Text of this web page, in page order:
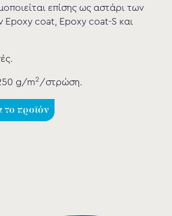
επίσης ως αστάρι των
Epoxy coat, Epoxy coat-S και
g/m2 /στρώση.
το προϊόν